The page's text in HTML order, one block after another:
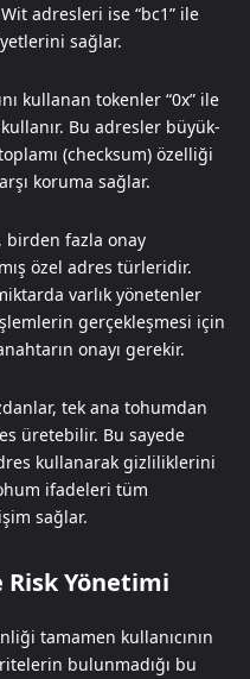
adresleri ise “bc1” ile
sağlar.
kullanan tokenler “0x” ile
Bu adresler büyük-
(checksum) özelliği
koruma sağlar.
birden fazla onay
özel adres türleridir.
varlık yönetenler
gerçekleşmesi için
onayı gerekir.
tek ana tohumdan
üretebilir. Bu sayede
kullanarak gizliliklerini
ifadeleri tüm
sağlar.
Yönetimi
tamamen kullanıcının
bulunmadığı bu